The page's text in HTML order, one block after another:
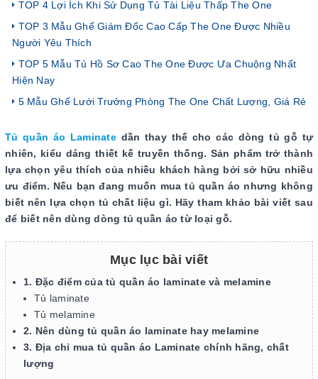
TOP 4 Lợi Ích Khi Sử Dụng Tủ Tài Liệu Thấp The One
TOP 3 Mẫu Ghế Giám Đốc Cao Cấp The One Được Nhiều
Người Yêu Thích
TOP 5 Mẫu Tủ Hồ Sơ Cao The One Được Ưa Chuộng Nhất
Hiện Nay
5 Mẫu Ghế Lưới Trưởng Phòng The One Chất Lượng, Giá Rẻ
Tủ quần áo Laminatedần thay thế cho các dòng tủ gỗ tự
nhiên, kiểu dáng thiết kế truyền thống. Sản phẩm trở thành
lựa chọn yêu thích của nhiều khách hàng bởi sở hữu nhiều
ưu điểm. Nếu bạn đang muốn mua tủ quần áo nhưng không
biết nên lựa chọn tủ chất liệu gì. Hãy tham khảo bài viết sau
để biết nên dùng dòng tủ quần áo từ loại gỗ.
Mục lục bài viết
1. Đặc điểm của tủ quần áo laminate và melamine
Tủ laminate
Tủ melamine
2. Nên dùng tủ quần áo laminate hay melamine
3. Địa chỉ mua tủ quần áo Laminate chính hãng, chất
lượng